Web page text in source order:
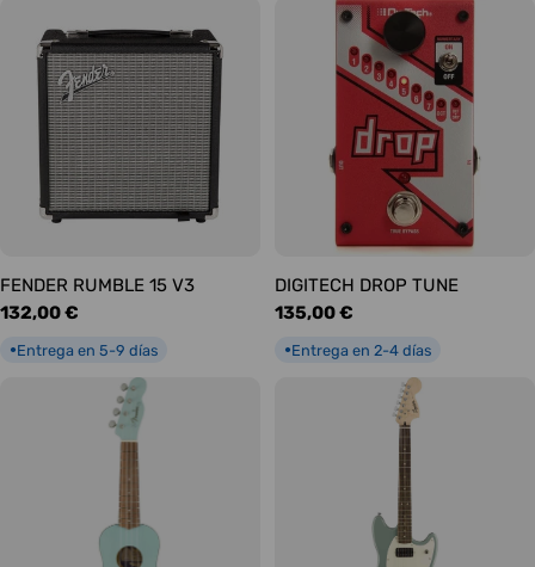
FENDER RUMBLE 15 V3
Precio
132,00 €
●Entrega en 5-9 días
DIGITECH DROP TUNE
Precio
135,00 €
●Entrega en 2-4 días